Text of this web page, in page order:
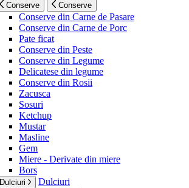
Conserve Conserve
Conserve din Carne de Pasare
Conserve din Carne de Porc
Pate ficat
Conserve din Peste
Conserve din Legume
Delicatese din legume
Conserve din Rosii
Zacusca
Sosuri
Ketchup
Mustar
Masline
Gem
Miere - Derivate din miere
Bors
Dulciuri Dulciuri